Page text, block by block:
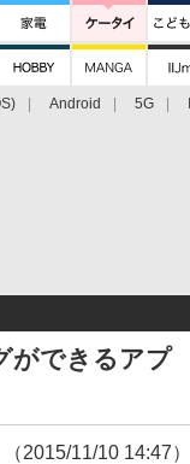
Android 5G
ができるアプ
（2015/11/10 14:47）